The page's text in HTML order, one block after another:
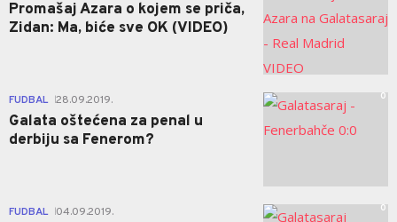
Promašaj Azara o kojem se priča,
Zidan: Ma, biće sve OK (VIDEO)
FUDBAL 28.09.2019.
Galata oštećena za penal u
derbiju sa Fenerom?
0
FUDBAL 04.09.2019. 0